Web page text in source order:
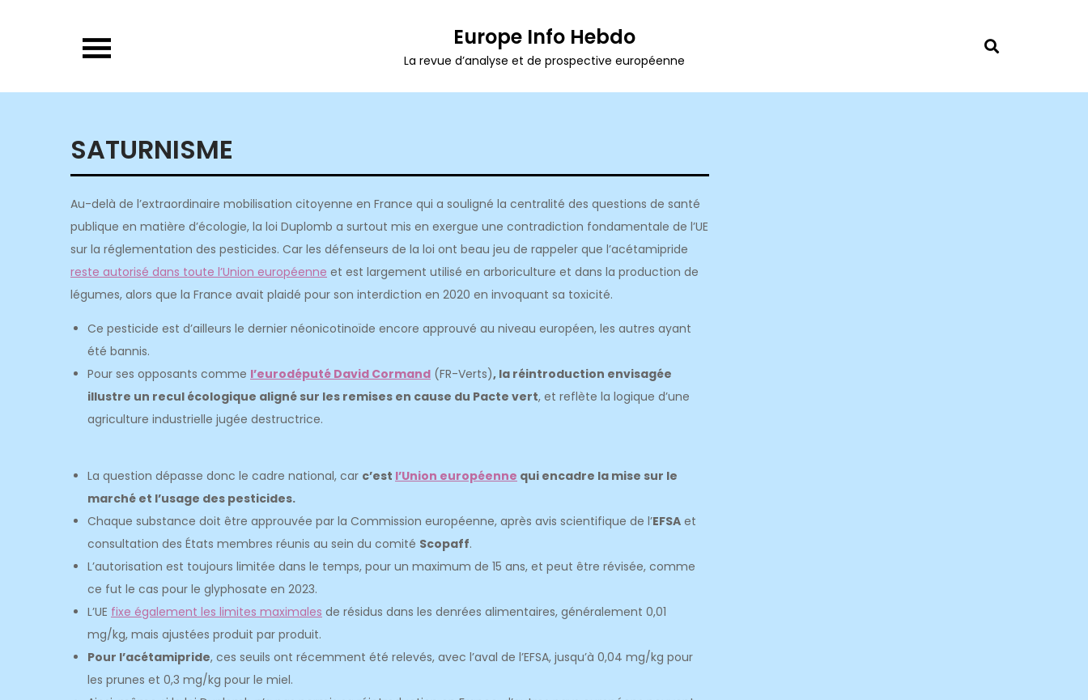
Europe Info Hebdo
La revue d’analyse et de prospective européenne
SATURNISME
Au-delà de l’extraordinaire mobilisation citoyenne en France qui a souligné la centralité des questions de santé
publique en matière d’écologie, la loi Duplomb a surtout mis en exergue une contradiction fondamentale de l’UE
sur la réglementation des pesticides. Car les défenseurs de la loi ont beau jeu de rappeler que l’acétamipride
reste autorisé dans toute l’Union européenne et est largement utilisé en arboriculture et dans la production de
légumes, alors que la France avait plaidé pour son interdiction en 2020 en invoquant sa toxicité.
Ce pesticide est d’ailleurs le dernier néonicotinoïde encore approuvé au niveau européen, les autres ayant
été bannis.
Pour ses opposants comme l’eurodéputé David Cormand (FR-Verts), la réintroduction envisagée
illustre un recul écologique aligné sur les remises en cause du Pacte vert, et reflète la logique d’une
agriculture industrielle jugée destructrice.
La question dépasse donc le cadre national, car c’est l’Union européenne qui encadre la mise sur le
marché et l’usage des pesticides.
Chaque substance doit être approuvée par la Commission européenne, après avis scientifique de l’EFSA et
consultation des États membres réunis au sein du comité Scopaff.
L’autorisation est toujours limitée dans le temps, pour un maximum de 15 ans, et peut être révisée, comme
ce fut le cas pour le glyphosate en 2023.
L’UE fixe également les limites maximales de résidus dans les denrées alimentaires, généralement 0,01
mg/kg, mais ajustées produit par produit.
Pour l’acétamipride, ces seuils ont récemment été relevés, avec l’aval de l’EFSA, jusqu’à 0,04 mg/kg pour
les prunes et 0,3 mg/kg pour le miel.